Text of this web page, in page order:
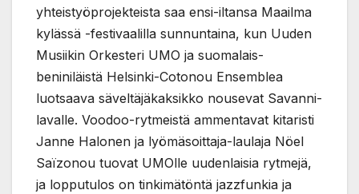
yhteistyöprojekteista saa ensi-iltansa Maailma
kylässä -festivaalilla sunnuntaina, kun Uuden
Musiikin Orkesteri UMO ja suomalais-
beniniläistä Helsinki-Cotonou Ensemblea
luotsaava säveltäjäkaksikko nousevat Savanni-
lavalle. Voodoo-rytmeistä ammentavat kitaristi
Janne Halonen ja lyömäsoittaja-laulaja Nöel
Saïzonou tuovat UMOlle uudenlaisia rytmejä,
ja lopputulos on tinkimätöntä jazzfunkia ja